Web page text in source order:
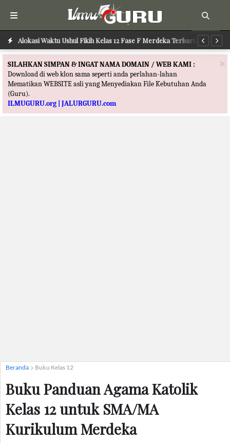
Alokasi Waktu Ushul Fikih Kelas 12 Fase F Merdeka Terbaru
Alokasi Waktu Ilmu Tafsir Kelas 12 Fase F Merdeka Terbaru
×
SILAHKAN SIMPAN & INGAT NAMA DOMAIN / WEB KAMI :
Download di web klon sama seperti anda perlahan-lahan
Mematikan WEBSITE asli yang Menyediakan File Kebutuhan Anda
(Guru).
ILMUGURU.org | JALURGURU.com
Beranda Buku Kelas 12
Buku Panduan Agama Katolik
Kelas 12 untuk SMA/MA
Kurikulum Merdeka